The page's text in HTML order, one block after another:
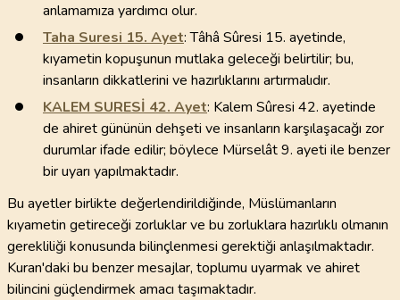
anlamamıza yardımcı olur.
Taha Suresi 15. Ayet: Tâhâ Sûresi 15. ayetinde,
kıyametin kopuşunun mutlaka geleceği belirtilir; bu,
insanların dikkatlerini ve hazırlıklarını artırmalıdır.
KALEM SURESİ 42. Ayet: Kalem Sûresi 42. ayetinde
de ahiret gününün dehşeti ve insanların karşılaşacağı zor
durumlar ifade edilir; böylece Mürselât 9. ayeti ile benzer
bir uyarı yapılmaktadır.
Bu ayetler birlikte değerlendirildiğinde, Müslümanların
kıyametin getireceği zorluklar ve bu zorluklara hazırlıklı olmanın
gerekliliği konusunda bilinçlenmesi gerektiği anlaşılmaktadır.
Kuran'daki bu benzer mesajlar, toplumu uyarmak ve ahiret
bilincini güçlendirmek amacı taşımaktadır.